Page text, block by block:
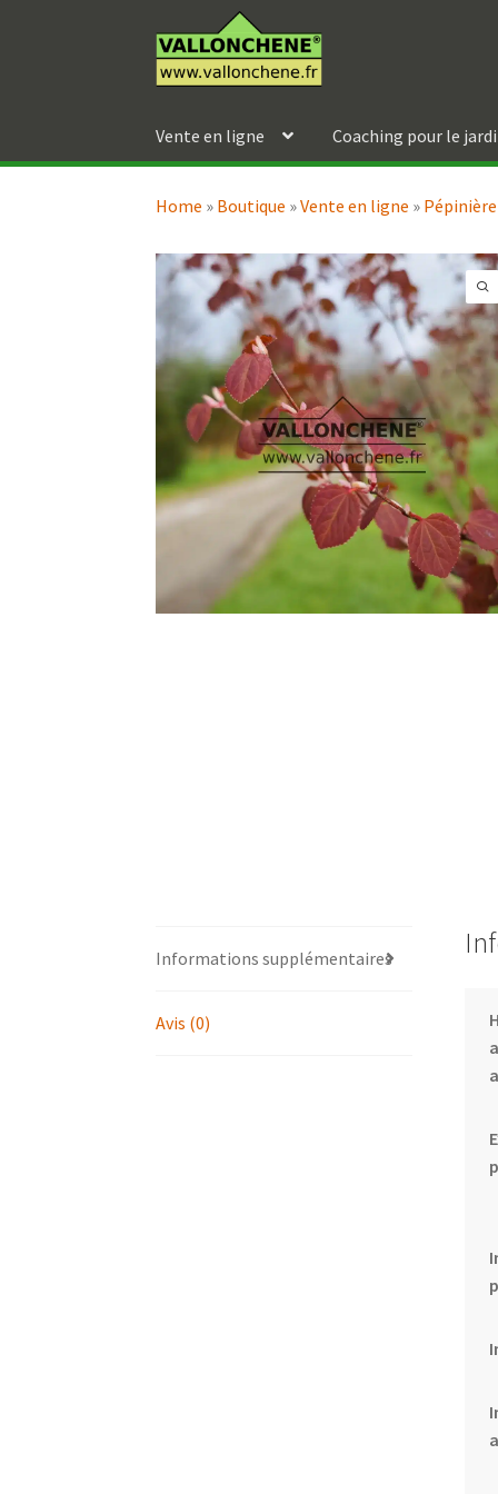
à
la
au
contenu
Vente en ligne Coaching pour le
Home » Boutique »Vente en ligne » Pépinière
Informations supplémentaires
Avis (0)